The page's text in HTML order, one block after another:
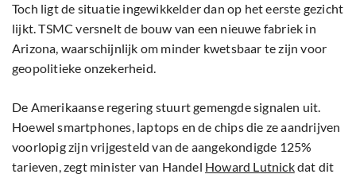
Toch ligt de situatie ingewikkelder dan op het eerste gezicht
lijkt. TSMC versnelt de bouw van een nieuwe fabriek in
Arizona, waarschijnlijk om minder kwetsbaar te zijn voor
geopolitieke onzekerheid.
De Amerikaanse regering stuurt gemengde signalen uit.
Hoewel smartphones, laptops en de chips die ze aandrijven
voorlopig zijn vrijgesteld van de aangekondigde 125%
tarieven, zegt minister van Handel Howard Lutnickdat dit